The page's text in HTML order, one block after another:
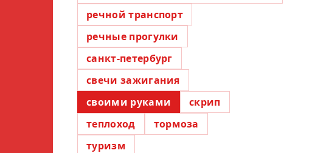
речной транспорт
речные прогулки
санкт-петербург
свечи зажигания
своими руками
скрип
теплоход
тормоза
туризм